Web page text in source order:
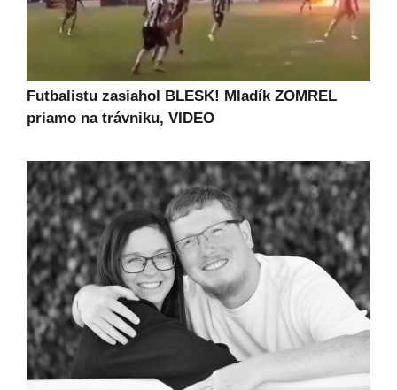
Futbalistu zasiahol BLESK! Mladík ZOMREL
priamo na trávniku, VIDEO